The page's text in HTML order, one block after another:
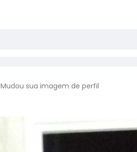
Mudou sua imagem de perfil